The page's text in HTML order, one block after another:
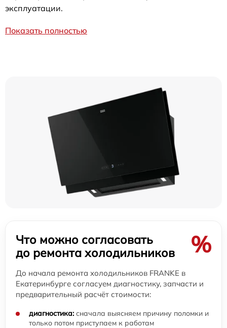
эксплуатации.
Показать полностью
Что можно согласовать
до ремонта холодильников
%
До начала ремонта холодильников FRANKE в
Екатеринбурге согласуем диагностику, запчасти и
предварительный расчёт стоимости:
диагностика: сначала выясняем причину поломки и
только потом приступаем к работам